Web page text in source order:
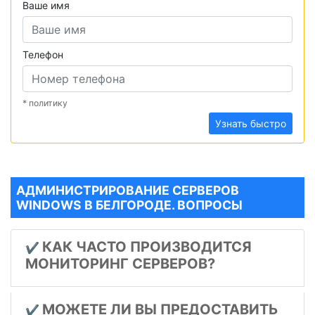
Ваше имя
Телефон
* политику
Узнать быстро
АДМИНИСТРИРОВАНИЕ СЕРВЕРОВ
WINDOWS В БЕЛГОРОДЕ. ВОПРОСЫ
✔️ КАК ЧАСТО ПРОИЗВОДИТСЯ
МОНИТОРИНГ СЕРВЕРОВ?
✔️ МОЖЕТЕ ЛИ ВЫ ПРЕДОСТАВИТЬ